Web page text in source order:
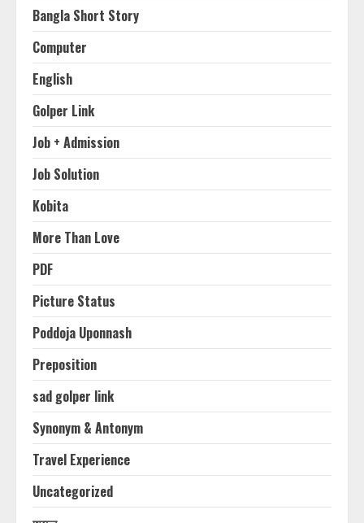
Bangla Short Story
Computer
English
Golper Link
Job + Admission
Job Solution
Kobita
More Than Love
PDF
Picture Status
Poddoja Uponnash
Preposition
sad golper link
Synonym & Antonym
Travel Experience
Uncategorized